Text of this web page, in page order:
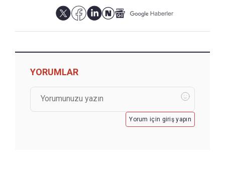
YORUMLAR
Yorum için giriş yapın